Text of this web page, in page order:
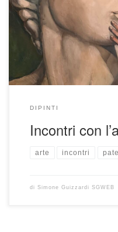
anno 2019 tecnica mista
DIPINTI
Incontri con
arte incontri
di Simone Guizzardi SGWEB